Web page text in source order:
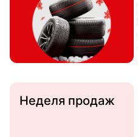
Неделя продаж